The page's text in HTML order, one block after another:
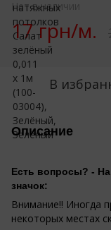
Нет в наличии
17 грн/м.
В
Описание
Есть вопросы? -
значок:
Внимание!! Иногда
некоторых местах